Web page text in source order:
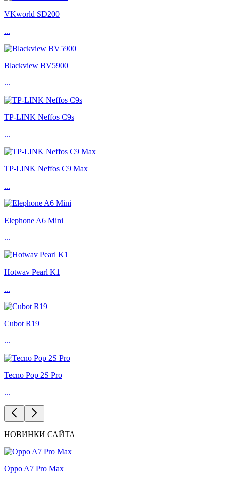
VKworld SD200
...
Blackview BV5900
...
TP-LINK Neffos C9s
...
TP-LINK Neffos C9 Max
...
Elephone A6 Mini
...
Hotwav Pearl K1
...
Cubot R19
...
Tecno Pop 2S Pro
...
НОВИНКИ САЙТА
Oppo A7 Pro Max